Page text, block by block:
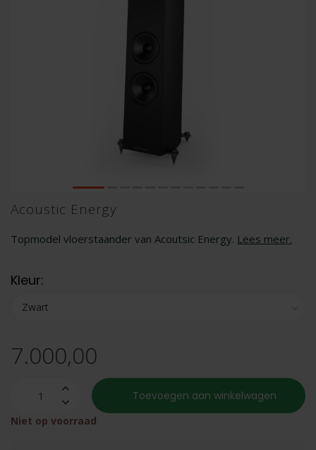
Acoustic Energy
Topmodel vloerstaander van Acoutsic Energy. Lees meer.
Kleur:
7.000,00
Toevoegen aan winkelwagen
Niet op voorraad